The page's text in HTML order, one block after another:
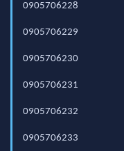
0905706228
0905706229
0905706230
0905706231
0905706232
0905706233